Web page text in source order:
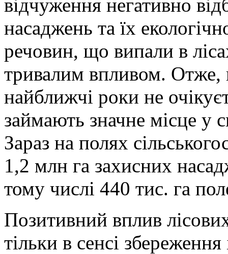
відчуження негативно
насаджень та їх
речовин, що випали в
тривалим впливом. Отже,
найближчі роки не
займають значне місце у
Зараз на полях
1,2 млн га захисних
тому числі 440 тис. га
Позитивний вплив
тільки в сенсі збереження